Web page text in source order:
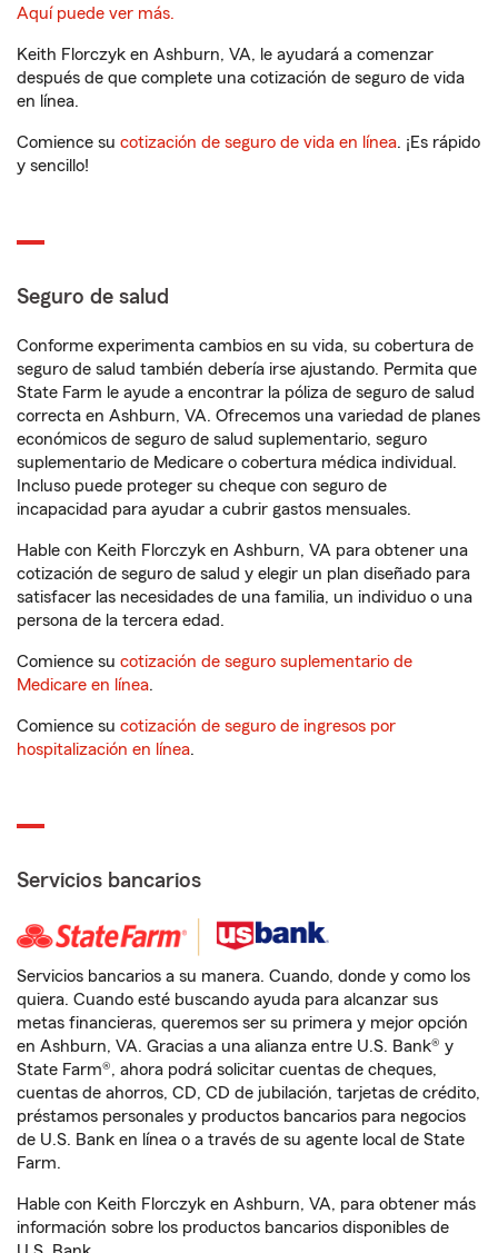
Aquí puede ver más.
Keith Florczyk en Ashburn, VA, le ayudará a comenzar
después de que complete una cotización de seguro de vida
en línea.
Comience su cotización de seguro de vida en línea. ¡Es rápido
y sencillo!
Seguro de salud
Conforme experimenta cambios en su vida, su cobertura de
seguro de salud también debería irse ajustando. Permita que
State Farm le ayude a encontrar la póliza de seguro de salud
correcta en Ashburn, VA. Ofrecemos una variedad de planes
económicos de seguro de salud suplementario, seguro
suplementario de Medicare o cobertura médica individual.
Incluso puede proteger su cheque con seguro de
incapacidad para ayudar a cubrir gastos mensuales.
Hable con Keith Florczyk en Ashburn, VA para obtener una
cotización de seguro de salud y elegir un plan diseñado para
satisfacer las necesidades de una familia, un individuo o una
persona de la tercera edad.
Comience su cotización de seguro suplementario de
Medicare en línea.
Comience su cotización de seguro de ingresos por
hospitalización en línea.
Servicios bancarios
Servicios bancarios a su manera. Cuando, donde y como los
quiera. Cuando esté buscando ayuda para alcanzar sus
metas financieras, queremos ser su primera y mejor opción
en Ashburn, VA. Gracias a una alianza entre U.S. Bank® y
State Farm®, ahora podrá solicitar cuentas de cheques,
cuentas de ahorros, CD, CD de jubilación, tarjetas de crédito,
préstamos personales y productos bancarios para negocios
de U.S. Bank en línea o a través de su agente local de State
Farm.
Hable con Keith Florczyk en Ashburn, VA, para obtener más
información sobre los productos bancarios disponibles de